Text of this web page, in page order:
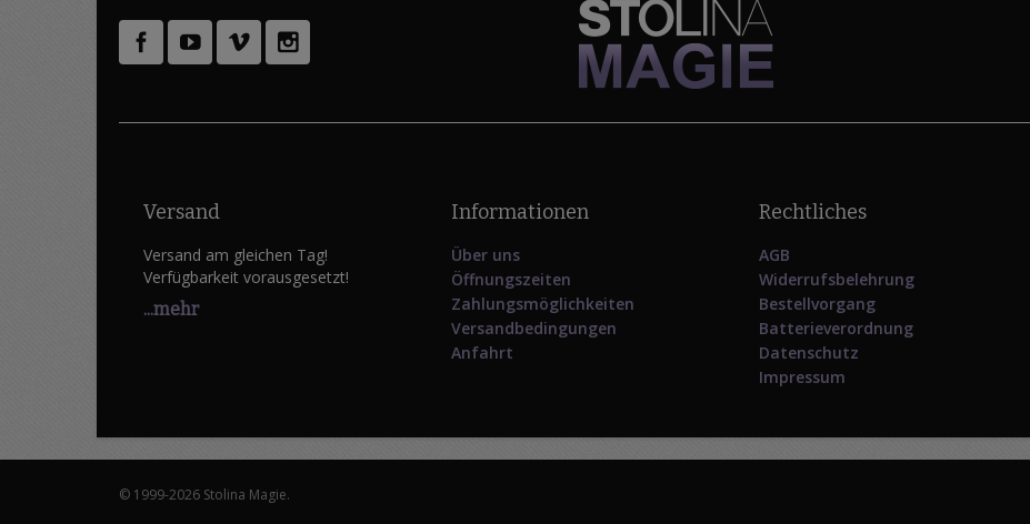
Versand
Versand am gleichen Tag!
Verfügbarkeit vorausgesetzt!
...mehr
Informationen
Über uns
Öffnungszeiten
Zahlungsmöglichkeiten
Versandbedingungen
Anfahrt
Rechtliches
AGB
Widerrufsbelehrung
Bestellvorgang
Batterieverordnung
Datenschutz
Impressum
© 1999-2026 Stolina Magie.